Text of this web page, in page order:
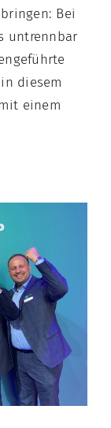
Bei
untrennbar
diesem
einem